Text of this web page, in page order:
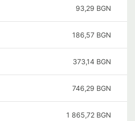
93,29 BGN
186,57 BGN
373,14 BGN
746,29 BGN
1 865,72 BGN